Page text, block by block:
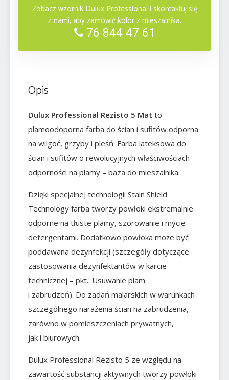
Zobacz wzornik Dulux Professionali skontaktuj się
z nami, aby zamówić kolor z mieszalnika.
76 844 47 61
Opis
Dulux Professional Rezisto 5 Mat to
plamoodoporna farba do ścian i sufitów odporna
na wilgoć, grzyby i pleśń. Farba lateksowa do
ścian i sufitów o rewolucyjnych właściwościach
odporności na plamy – baza do mieszalnika.
Dzięki specjalnej technologii Stain Shield
Technology farba tworzy powłoki ekstremalnie
odporne na tłuste plamy, szorowanie i mycie
detergentami. Dodatkowo powłoka może być
poddawana dezynfekcji (szczegóły dotyczące
zastosowania dezynfektantów w karcie
technicznej – pkt.: Usuwanie plam
i zabrudzeń). Do zadań malarskich w warunkach
szczególnego narażenia ścian na zabrudzenia,
zarówno w pomieszczeniach prywatnych,
jak i biurowych.
Dulux Professional Rezisto 5 ze względu na
zawartość substancji aktywnych tworzy powłoki